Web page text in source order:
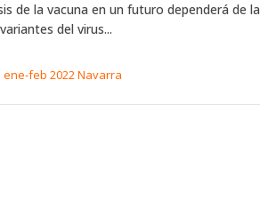
de la vacuna en un futuro dependerá de la
del virus...
ene-feb 2022 Navarra